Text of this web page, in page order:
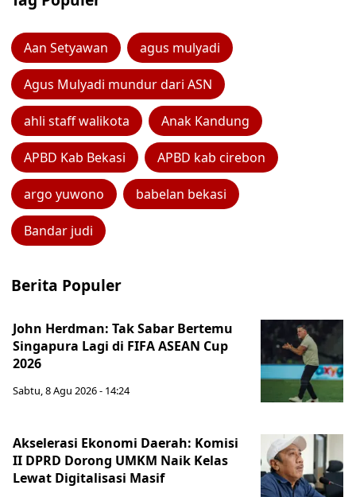
Aan Setyawan agus mulyadi
Agus Mulyadi mundur dari ASN
ahli staff walikota Anak Kandung
APBD Kab Bekasi APBD kab cirebon
argo yuwono babelan bekasi
Bandar judi
Berita Populer
John Herdman: Tak Sabar Bertemu
Singapura Lagi di FIFA ASEAN Cup
2026
Sabtu, 8 Agu 2026 - 14:24
Akselerasi Ekonomi Daerah: Komisi
II DPRD Dorong UMKM Naik Kelas
Lewat Digitalisasi Masif